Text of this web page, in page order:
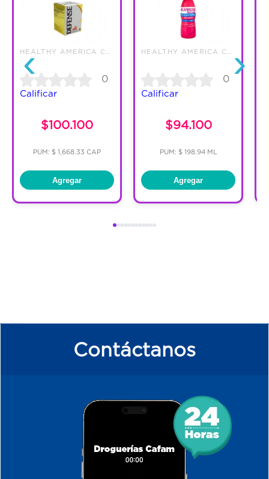
‹ 0
Calificar
$100.100
PUM: $ 1,668.33 CAP
Agregar
0
Calificar
$94.100
PUM: $ 198.94 ML
Agregar
›
Contáctanos